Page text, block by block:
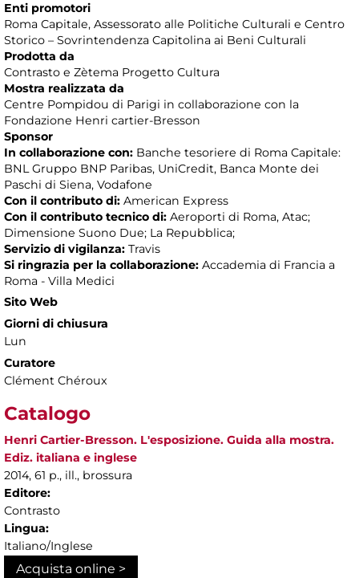
Enti promotori
Roma Capitale, Assessorato alle Politiche Culturali e Centro
Storico – Sovrintendenza Capitolina ai Beni Culturali
Prodotta da
Contrasto e Zètema Progetto Cultura
Mostra realizzata da
Centre Pompidou di Parigi in collaborazione con la
Fondazione Henri cartier-Bresson
Sponsor
In collaborazione con: Banche tesoriere di Roma Capitale:
BNL Gruppo BNP Paribas, UniCredit, Banca Monte dei
Paschi di Siena, Vodafone
Con il contributo di: American Express
Con il contributo tecnico di: Aeroporti di Roma, Atac;
Dimensione Suono Due; La Repubblica;
Servizio di vigilanza: Travis
Si ringrazia per la collaborazione: Accademia di Francia a
Roma - Villa Medici
Sito Web
Giorni di chiusura
Lun
Curatore
Clément Chéroux
Catalogo
Henri Cartier-Bresson. L'esposizione. Guida alla mostra.
Ediz. italiana e inglese
2014, 61 p., ill., brossura
Editore:
Contrasto
Lingua:
Italiano/Inglese
Acquista online >